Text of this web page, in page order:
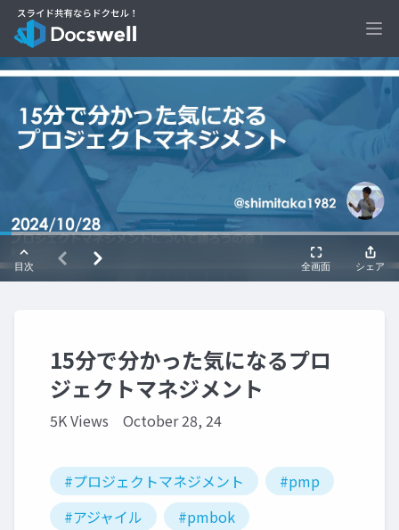
15分で分かった気になるプロ
ジェクトマネジメント
5K Views October 28, 24
#プロジェクトマネジメント
#pmp
#アジャイル
#pmbok